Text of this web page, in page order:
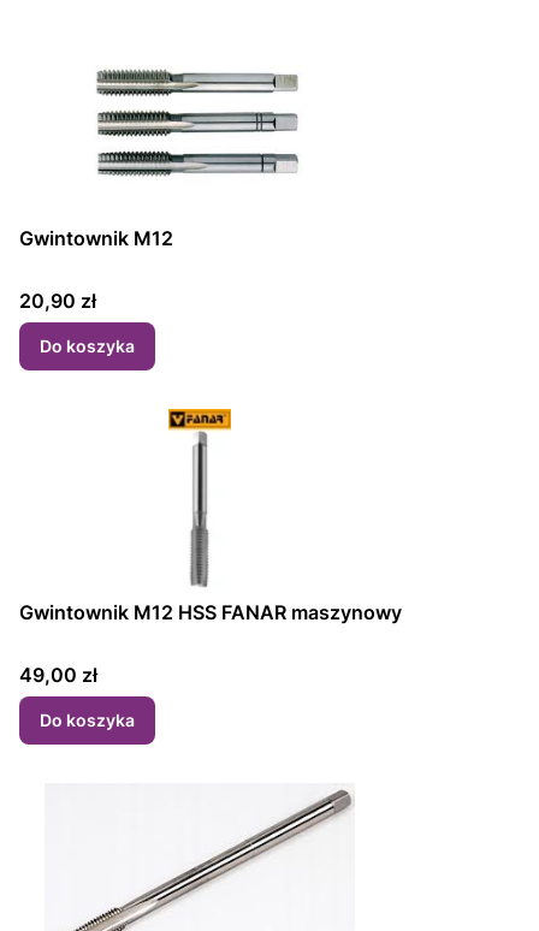
Gwintownik M12
Cena
20,90 zł
Do koszyka
Gwintownik M12 HSS FANAR maszynowy
Cena
49,00 zł
Do koszyka